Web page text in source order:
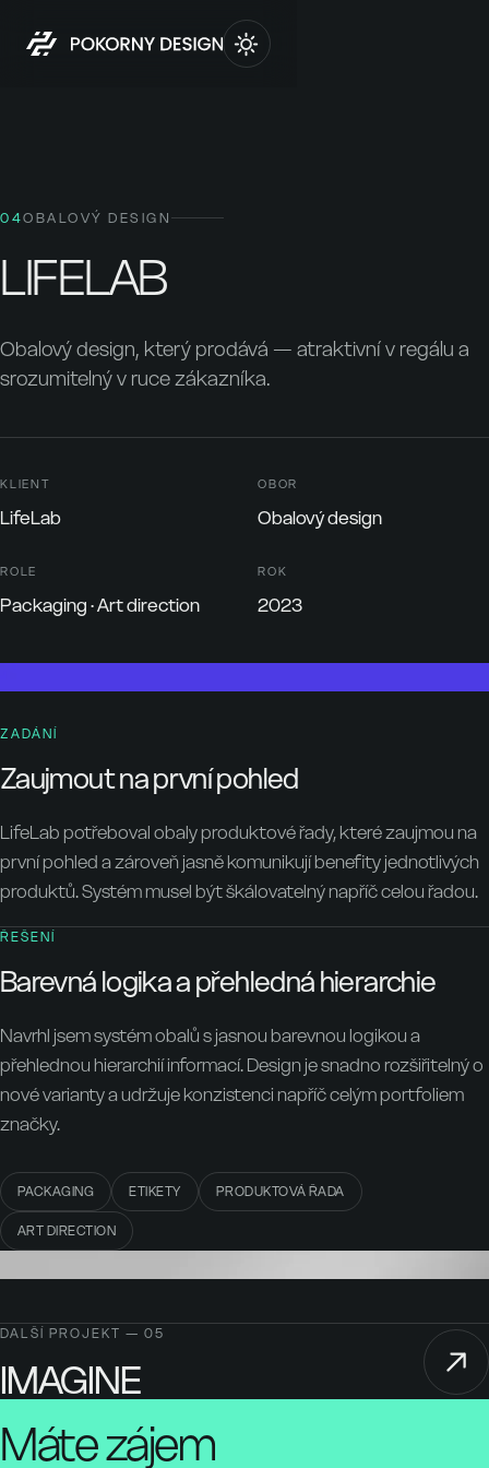
04OBALOVÝ DESIGN
LIFELAB
Obalový design, který prodává — atraktivní v regálu a
srozumitelný v ruce zákazníka.
KLIENT
LifeLab
OBOR
Obalový design
ROLE
Packaging · Art direction
ROK
2023
ZADÁNÍ
Zaujmout na první pohled
LifeLab potřeboval obaly produktové řady, které zaujmou na
první pohled a zároveň jasně komunikují benefity jednotlivých
produktů. Systém musel být škálovatelný napříč celou řadou.
ŘEŠENÍ
Barevná logika a přehledná hierarchie
Navrhl jsem systém obalů s jasnou barevnou logikou a
přehlednou hierarchií informací. Design je snadno rozšiřitelný o
nové varianty a udržuje konzistenci napříč celým portfoliem
značky.
PACKAGING ETIKETY PRODUKTOVÁ ŘADA
ART DIRECTION
DALŠÍ PROJEKT — 05
IMAGINE
Máte zájem